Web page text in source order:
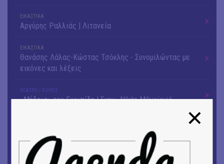
ΕΙΚΑΣΤΙΚΑ
Αργύρης Ραλλιάς | Λιτανεία
ΕΙΚΑΣΤΙΚΑ
Θανάσης Λάλας-Κώστας Τσόκλης - Συνομιλώντας με
εικόνες και λέξεις
ΘΕΑΤΡΟ / ΧΟΡΟΣ
«Μήδεια» του Ευριπίδη | Σκην.: Nikita Milivojević
ΘΕΑΤΡΟ / ΧΟΡΟΣ